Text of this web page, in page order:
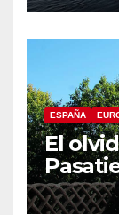
ESPAÑA
El